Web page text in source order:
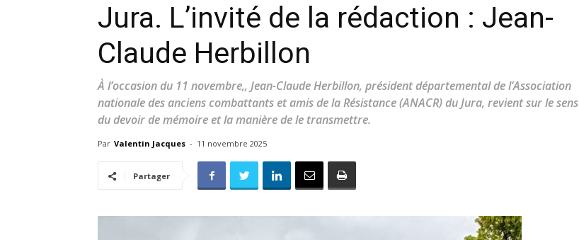
l'info
Jura. L’invité de la rédaction : Jean-
Claude Herbillon
À l’occasion du 11 novembre,, Jean-Claude Herbillon, président départemental de l’Association
nationale des anciens combattants et amis de la Résistance (ANACR) du Jura, revient sur le sens
du devoir de mémoire et la manière de le transmettre.
Par Valentin Jacques - 11 novembre 2025
Partager